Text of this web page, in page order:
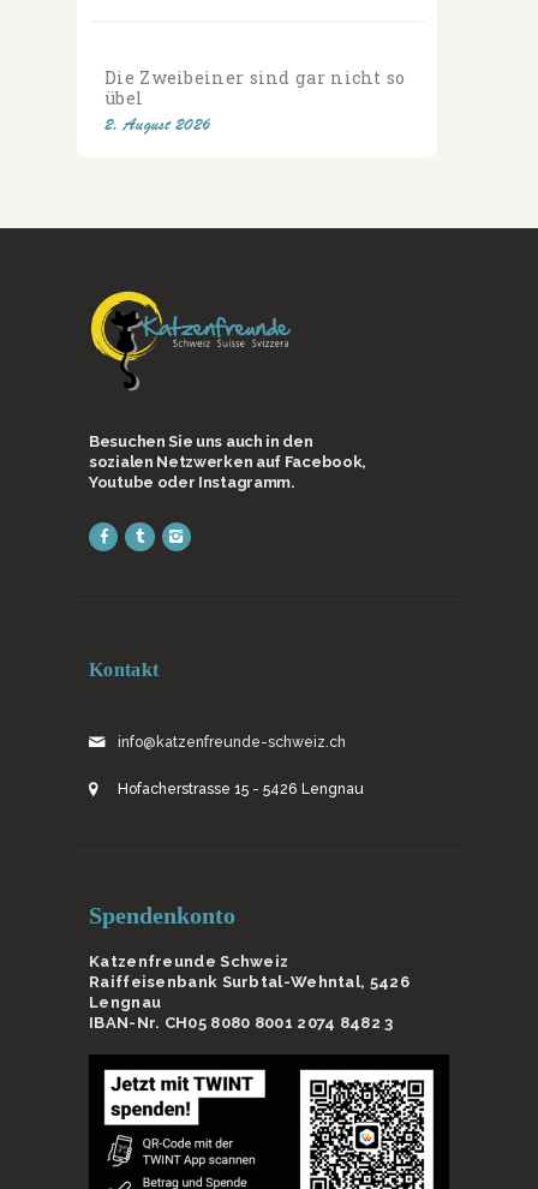
Die Zweibeiner sind gar nicht so
übel
2. August 2026
Besuchen Sie uns auch in den
sozialen Netzwerken auf Facebook,
Youtube oder Instagramm.
Kontakt
info@katzenfreunde-schweiz.ch
Hofacherstrasse 15 - 5426 Lengnau
Spendenkonto
Katzenfreunde Schweiz
Raiffeisenbank Surbtal-Wehntal, 5426
Lengnau
IBAN-Nr. CH05 8080 8001 2074 8482 3